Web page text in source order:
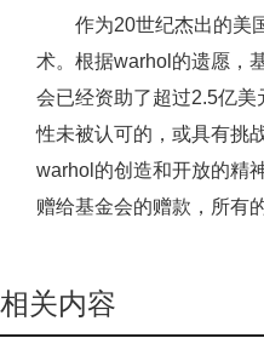
作为20世纪杰出的美
术。根据warhol的遗愿，
会已经资助了超过2.5亿
性未被认可的，或具有挑
warhol的创造和开放的精
赠给基金会的赠款，所有
相关内容